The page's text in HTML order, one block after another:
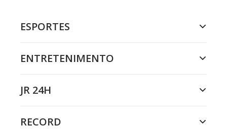
ESPORTES
ENTRETENIMENTO
JR 24H
RECORD